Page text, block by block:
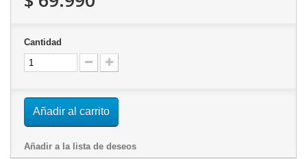
Cantidad
Añadir al carrito
Añadir a la lista de deseos